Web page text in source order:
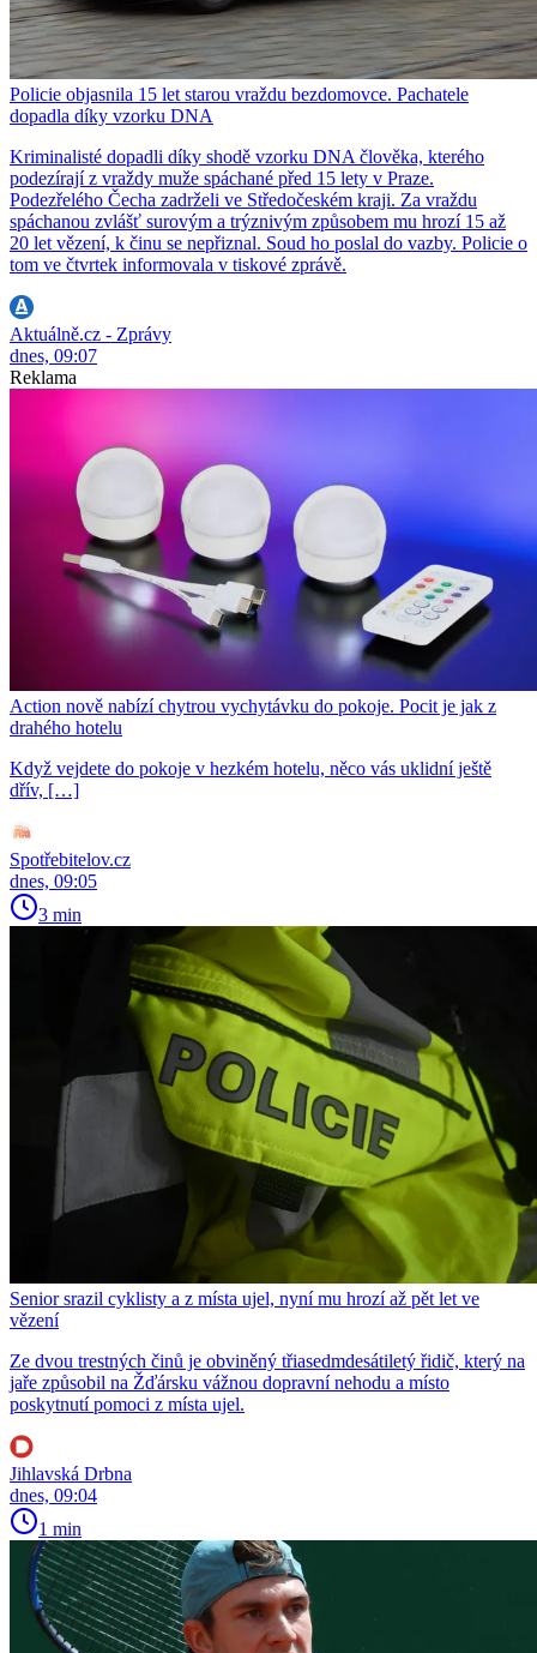
Policie objasnila 15 let starou vraždu bezdomovce. Pachatele
dopadla díky vzorku DNA
Kriminalisté dopadli díky shodě vzorku DNA člověka, kterého
podezírají z vraždy muže spáchané před 15 lety v Praze.
Podezřelého Čecha zadrželi ve Středočeském kraji. Za vraždu
spáchanou zvlášť surovým a trýznivým způsobem mu hrozí 15 až
20 let vězení, k činu se nepřiznal. Soud ho poslal do vazby. Policie o
tom ve čtvrtek informovala v tiskové zprávě.
Aktuálně.cz - Zprávy
dnes, 09:07
Reklama
Action nově nabízí chytrou vychytávku do pokoje. Pocit je jak z
drahého hotelu
Když vejdete do pokoje v hezkém hotelu, něco vás uklidní ještě
dřív, […]
Spotřebitelov.cz
dnes, 09:05
3 min
Senior srazil cyklisty a z místa ujel, nyní mu hrozí až pět let ve
vězení
Ze dvou trestných činů je obviněný třiasedmdesátiletý řidič, který na
jaře způsobil na Žďársku vážnou dopravní nehodu a místo
poskytnutí pomoci z místa ujel.
Jihlavská Drbna
dnes, 09:04
1 min